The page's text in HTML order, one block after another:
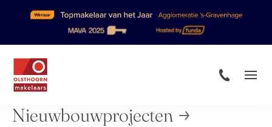
Nieuwbouwprojecten